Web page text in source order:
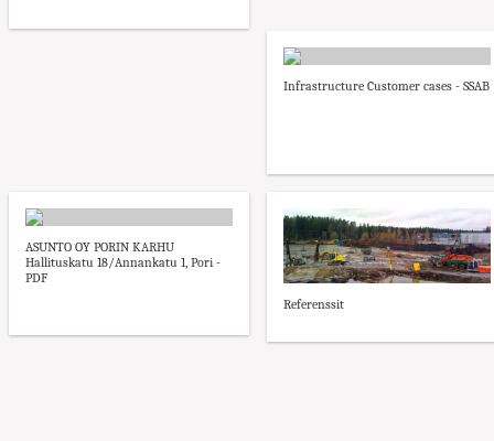
Infrastructure Customer cases - SSAB
ASUNTO OY PORIN KARHU
Hallituskatu 18/Annankatu 1, Pori -
PDF
Referenssit